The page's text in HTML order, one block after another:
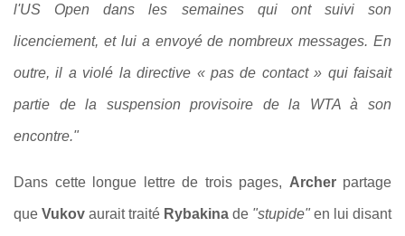
l'US Open dans les semaines qui ont suivi son
licenciement, et lui a envoyé de nombreux messages. En
outre, il a violé la directive « pas de contact » qui faisait
partie de la suspension provisoire de la WTA à son
encontre."
Dans cette longue lettre de trois pages, Archer partage
que Vukov aurait traité Rybakina de "stupide" en lui disant